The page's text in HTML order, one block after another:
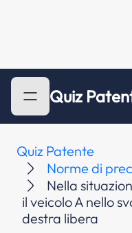
Quiz
Quiz Patente
Norme di
Nella
il veicolo A nello
destra libera